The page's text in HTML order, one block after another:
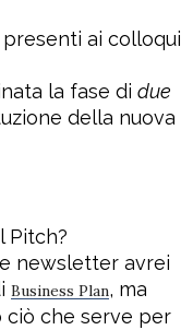
ai colloqui
la fase di due
della nuova
Pitch?
newsletter avrei
Business Plan, ma
ciò che serve per